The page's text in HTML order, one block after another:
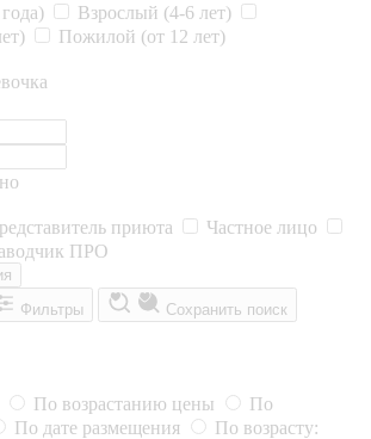
Взрослый (4-6 лет)
Пожилой (от 12 лет)
приюта
Частное лицо
ПРО
Фильтры Сохранить поиск
По возрастанию цены
По
По дате размещения
По возрасту: